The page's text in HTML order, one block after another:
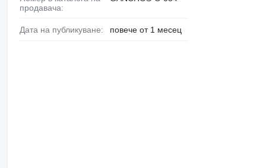
продавача:
Дата на публикуване: повече от 1 месец